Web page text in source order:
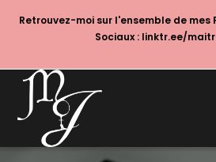
Retrouvez-moi sur l'ensemble de mes
Sociaux : linktr.ee/